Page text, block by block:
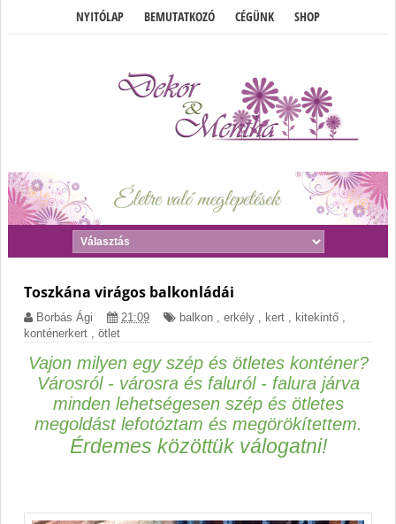
NYITÓLAP BEMUTATKOZÓ CÉGÜNK SHOP
Toszkána virágos balkonládái
Borbás Ági 21:09 balkon , erkély , kert , kitekintő ,
konténerkert , ötlet
Vajon milyen egy szép és ötletes konténer?
Városról - városra és faluról - falura járva
minden lehetségesen szép és ötletes
megoldást lefotóztam és megörökítettem.
Érdemes közöttük válogatni!